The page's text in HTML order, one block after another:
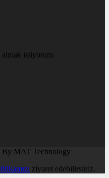
almak istiyorum
By MAT Technology
ziyaret edebilirsiniz.